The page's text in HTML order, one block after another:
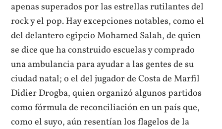
apenas superados por las estrellas rutilantes del
rock y el pop. Hay excepciones notables, como el
del delantero egipcio Mohamed Salah, de quien
se dice que ha construido escuelas y comprado
una ambulancia para ayudar a las gentes de su
ciudad natal; o el del jugador de Costa de Marfil
Didier Drogba, quien organizó algunos partidos
como fórmula de reconciliación en un país que,
como el suyo, aún resentían los flagelos de la